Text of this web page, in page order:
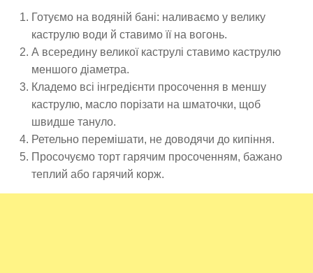
Готуємо на водяній бані: наливаємо у велику
каструлю води й ставимо її на вогонь.
А всередину великої каструлі ставимо каструлю
меншого діаметра.
Кладемо всі інгредієнти просочення в меншу
каструлю, масло порізати на шматочки, щоб
швидше тануло.
Ретельно перемішати, не доводячи до кипіння.
Просочуємо торт гарячим просоченням, бажано
теплий або гарячий корж.